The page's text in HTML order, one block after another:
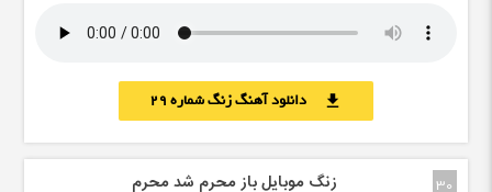
download دانلود آهنگ زنگ شماره 29
30 زنگ موبایل باز محرم شد محرم